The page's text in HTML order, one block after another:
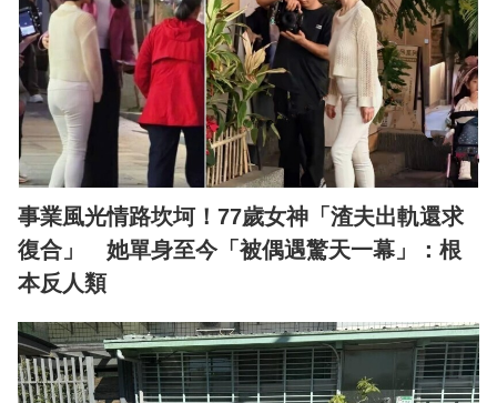
事業風光情路坎坷！77歲女神「渣夫出軌還求
復合」 她單身至今「被偶遇驚天一幕」：根
本反人類